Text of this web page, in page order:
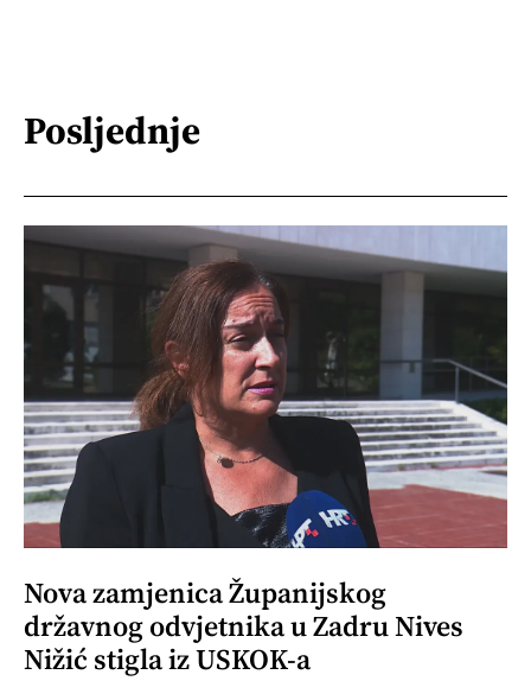
Posljednje
Nova zamjenica Županijskog
državnog odvjetnika u Zadru Nives
Nižić stigla iz USKOK-a